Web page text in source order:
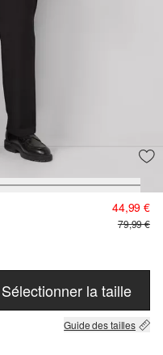
44,99 €
79,99 €
Sélectionner la taille
Guide des tailles